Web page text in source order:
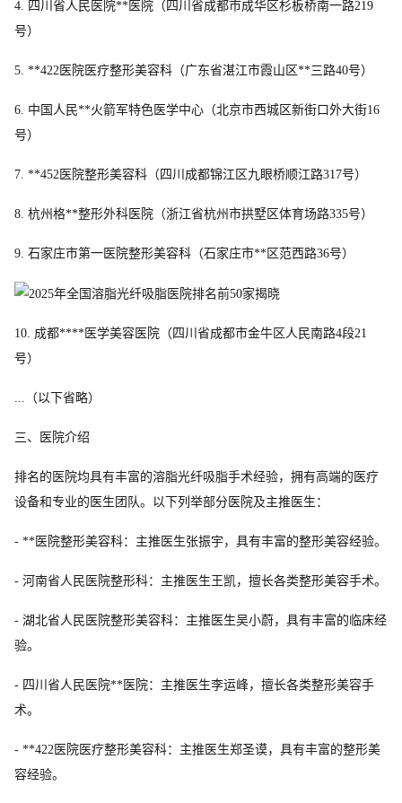
4. 四川省人民医院**医院（四川省成都市成华区杉板桥南一路219
号）
5. **422医院医疗整形美容科（广东省湛江市霞山区**三路40号）
6. 中国人民**火箭军特色医学中心（北京市西城区新街口外大街16
号）
7. **452医院整形美容科（四川成都锦江区九眼桥顺江路317号）
8. 杭州格**整形外科医院（浙江省杭州市拱墅区体育场路335号）
9. 石家庄市第一医院整形美容科（石家庄市**区范西路36号）
10. 成都****医学美容医院（四川省成都市金牛区人民南路4段21
号）
...（以下省略）
三、医院介绍
排名的医院均具有丰富的溶脂光纤吸脂手术经验，拥有高端的医疗
设备和专业的医生团队。以下列举部分医院及主推医生：
- **医院整形美容科：主推医生张振宇，具有丰富的整形美容经验。
- 河南省人民医院整形科：主推医生王凯，擅长各类整形美容手术。
- 湖北省人民医院整形美容科：主推医生吴小蔚，具有丰富的临床经
验。
- 四川省人民医院**医院：主推医生李运峰，擅长各类整形美容手
术。
- **422医院医疗整形美容科：主推医生郑圣谟，具有丰富的整形美
容经验。